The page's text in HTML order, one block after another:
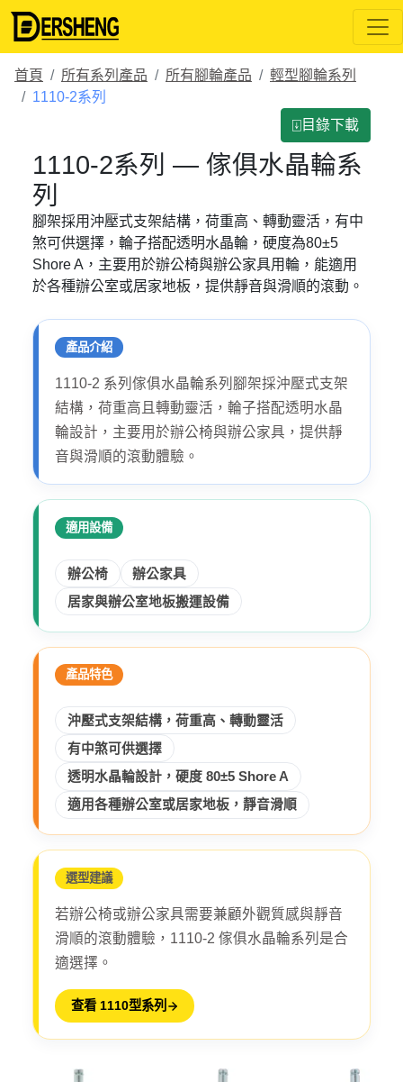
首頁 所有系列產品 所有腳輪產品
輕型腳輪系列
1110-2系列
⍗目錄下載
1110-2系列 — 傢俱水晶輪系
列
腳架採用沖壓式支架結構，荷重高、轉動靈活，有中
煞可供選擇，輪子搭配透明水晶輪，硬度為80±5
Shore A，主要用於辦公椅與辦公家具用輪，能適用
於各種辦公室或居家地板，提供靜音與滑順的滾動。
產品介紹
1110-2 系列傢俱水晶輪系列腳架採沖壓式支架
結構，荷重高且轉動靈活，輪子搭配透明水晶
輪設計，主要用於辦公椅與辦公家具，提供靜
音與滑順的滾動體驗。
適用設備
辦公椅
辦公家具
居家與辦公室地板搬運設備
產品特色
沖壓式支架結構，荷重高、轉動靈活
有中煞可供選擇
透明水晶輪設計，硬度 80±5 Shore A
適用各種辦公室或居家地板，靜音滑順
選型建議
若辦公椅或辦公家具需要兼顧外觀質感與靜音
滑順的滾動體驗，1110-2 傢俱水晶輪系列是合
適選擇。
查看 1110型系列